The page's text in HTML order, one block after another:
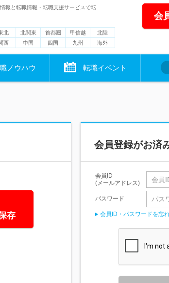
報と転職情報・転職支援サービスで転
北 北関東 首都圏 甲信越
北陸
西 中国 四国 九州 海外
会
ノウハウ 転職イベント
存
会員登録がお済
会員ID
(メールアドレス)
パスワード
会員ID・パスワードを忘